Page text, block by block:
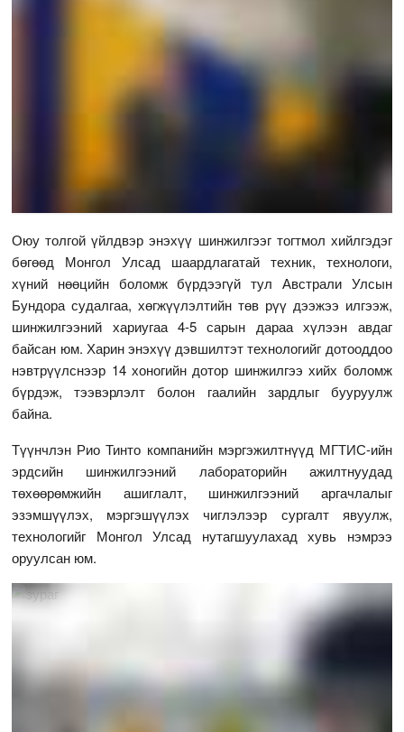
Оюу толгой үйлдвэр энэхүү шинжилгээг тогтмол хийлгэдэг
бөгөөд Монгол Улсад шаардлагатай техник, технологи,
хүний нөөцийн боломж бүрдээгүй тул Австрали Улсын
Бундора судалгаа, хөгжүүлэлтийн төв рүү дээжээ илгээж,
шинжилгээний хариугаа 4-5 сарын дараа хүлээн авдаг
байсан юм. Харин энэхүү дэвшилтэт технологийг дотооддоо
нэвтрүүлснээр 14 хоногийн дотор шинжилгээ хийх боломж
бүрдэж, тээвэрлэлт болон гаалийн зардлыг бууруулж
байна.
Түүнчлэн Рио Тинто компанийн мэргэжилтнүүд МГТИС-ийн
эрдсийн шинжилгээний лабораторийн ажилтнуудад
төхөөрөмжийн ашиглалт, шинжилгээний аргачлалыг
эзэмшүүлэх, мэргэшүүлэх чиглэлээр сургалт явуулж,
технологийг Монгол Улсад нутагшуулахад хувь нэмрээ
оруулсан юм.